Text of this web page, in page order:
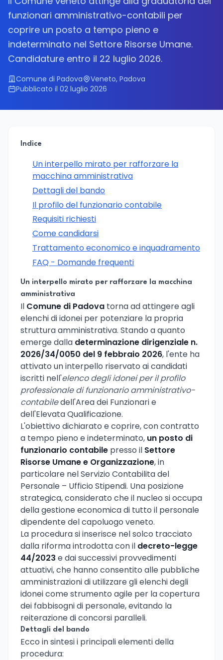
funzionari amministrativo-contabili per
coprire un posto a tempo pieno e
indeterminato nel Settore Risorse Umane.
Candidature entro il 22 luglio 2026.
Comune di Padova
Veneto, Padova
Pubblicato il 02 luglio 2026
Indice
Un interpello mirato per rafforzare la
macchina amministrativa
Dettagli del bando
Il profilo del funzionario contabile
Requisiti richiesti
Come candidarsi
Trattamento economico e inquadramento
FAQ - Domande frequenti
Un interpello mirato per rafforzare la macchina
amministrativa
Il Comune di Padova torna ad attingere agli
elenchi di idonei per potenziare la propria
struttura amministrativa. Stando a quanto
emerge dalla determinazione dirigenziale n.
2026/34/0050 del 9 febbraio 2026, l'ente ha
attivato un interpello riservato ai candidati
iscritti nell'elenco degli idonei per il profilo
professionale di funzionario amministrativo-
contabiledell'Area dei Funzionari e
dell'Elevata Qualificazione.
L'obiettivo dichiarato e coprire, con contratto
a tempo pieno e indeterminato, un posto di
funzionario contabile presso il Settore
Risorse Umane e Organizzazione, in
particolare nel Servizio Contabilita del
Personale – Ufficio Stipendi. Una posizione
strategica, considerato che il nucleo si occupa
della gestione economica di tutto il personale
dipendente del capoluogo veneto.
La procedura si inserisce nel solco tracciato
dalla riforma introdotta con il decreto-legge
44/2023 e dai successivi provvedimenti
attuativi, che hanno consentito alle pubbliche
amministrazioni di utilizzare gli elenchi degli
idonei come strumento agile per la copertura
dei fabbisogni di personale, evitando la
reiterazione di concorsi paralleli.
Dettagli del bando
Ecco in sintesi i principali elementi della
procedura: